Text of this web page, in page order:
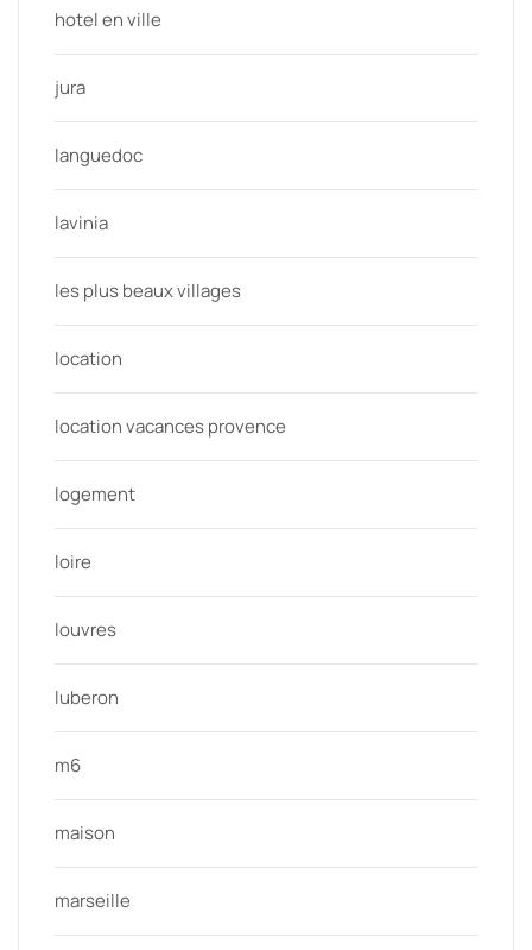
hotel en ville
jura
languedoc
lavinia
les plus beaux villages
location
location vacances provence
logement
loire
louvres
luberon
m6
maison
marseille